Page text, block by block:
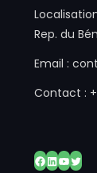
Rep. du
Email :
Contact :
Facebook
LinkedIn